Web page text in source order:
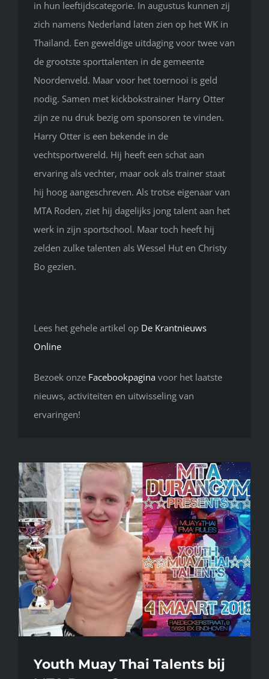
in hun leeftijdscategorie. In augustus kunnen zij
zich namens Nederland laten zien op het WK in
Thailand. Een geweldige uitdaging voor twee van
de grootste sporttalenten in de gemeente
Noordenveld. Maar voor het toernooi is geld
nodig. Samen met kickbokstrainer Harry Otter
zijn ze nu druk bezig om sponsoren te vinden.
Harry Otter is een bekende in de
vechtsportwereld. Hij heeft een schat aan
ervaring als vechter, maar ook als trainer staat
hij hoog aangeschreven. Als trotse eigenaar van
MTA Roden, ziet hij dagelijks jong talent aan het
werk in zijn sportschool. Maar toch heeft hij
zelden zulke talenten als Wessel Hut en Christy
Bo gezien.
Lees het gehele artikel op De Krantnieuws
Online
Bezoek onze Facebookpagina voor het laatste
nieuws, activiteiten en uitwisseling van
ervaringen!
Youth Muay Thai Talents bij